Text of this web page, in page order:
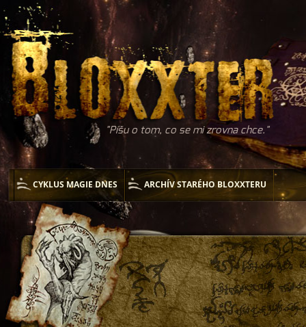
Píšu o tom, co se mi zrovna chce.
CYKLUS MAGIE DNES ARCHÍV STARÉHO BLOXXTERU